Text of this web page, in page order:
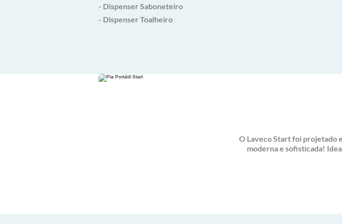
- Dispenser Saboneteiro
- Dispenser Toalheiro
O Laveco Start foi projetado
moderna e sofisticada!